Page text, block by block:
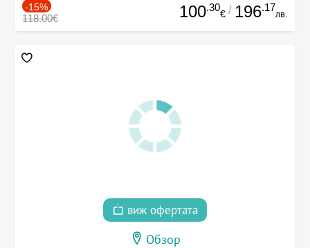
-15%
118.00€ 100.30
€ / 196.17
лв.
виж офертата
Обзор